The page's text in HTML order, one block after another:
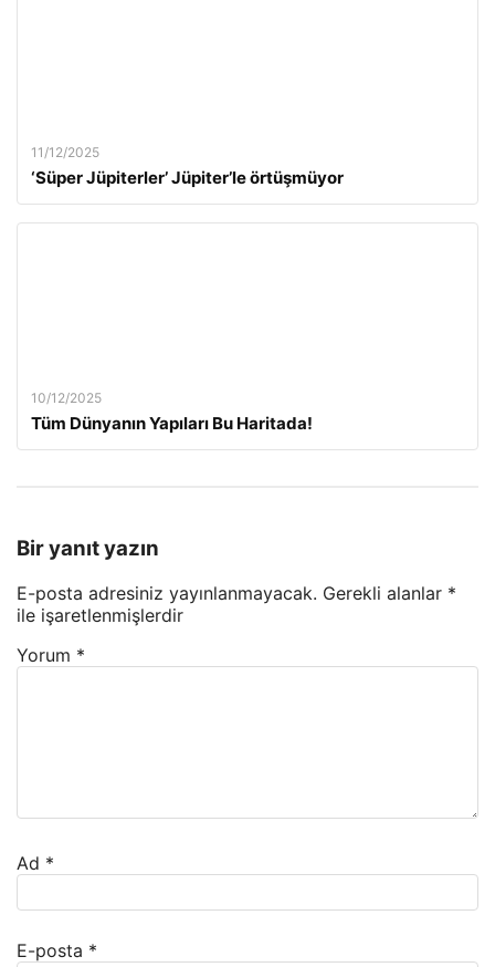
11/12/2025
‘Süper Jüpiterler’ Jüpiter’le örtüşmüyor
10/12/2025
Tüm Dünyanın Yapıları Bu Haritada!
Bir yanıt yazın
E-posta adresiniz yayınlanmayacak. Gerekli alanlar *
ile işaretlenmişlerdir
Yorum *
Ad *
E-posta *